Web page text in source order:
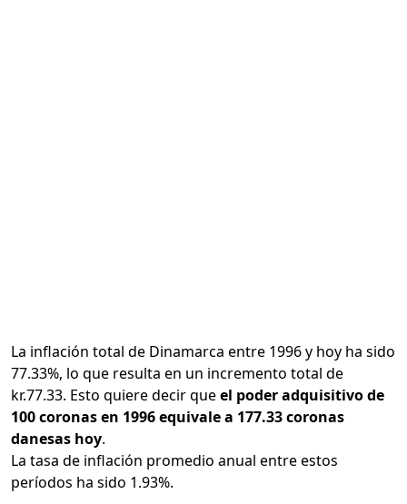
La inflación total de Dinamarca entre 1996 y hoy ha sido
77.33%, lo que resulta en un incremento total de
kr.77.33. Esto quiere decir queel poder adquisitivo de
100 coronas en 1996 equivale a 177.33 coronas
danesas hoy.
La tasa de inflación promedio anual entre estos
períodos ha sido 1.93%.